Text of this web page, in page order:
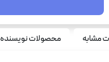
سال چاپ
مشابه محصولات نویسنده